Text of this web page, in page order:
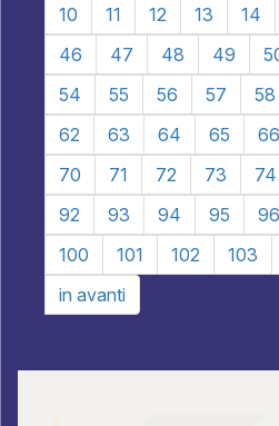
10
11 12 13 14
46
47 48 49
54
55 56 57 58
62
63 64 65 66
70
71 72 73 74
92
93 94 95 96
100
101 102 103
in avanti